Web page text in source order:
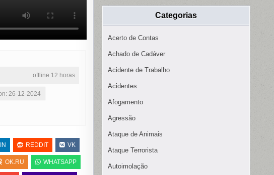
offline 12 horas
26-12-2024
REDDIT VK
OK.RU WHATSAPP
Categorias
Acerto de Contas
Achado de Cadáver
Acidente de Trabalho
Acidentes
Afogamento
Agressão
Ataque de Animais
Ataque Terrorista
Autoimolação